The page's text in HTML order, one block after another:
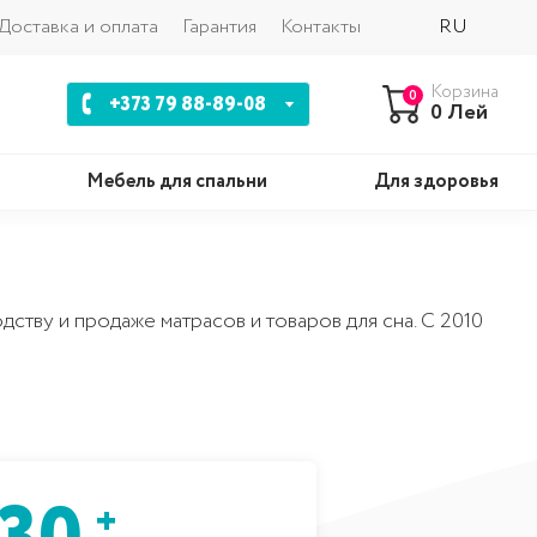
и оплата Гарантия Контакты RU
+373 79 88-89-08 0 Корзина
0 Лей
Мебель для спальни Для здоровья
и продаже матрасов и товаров для сна. C 2010
+